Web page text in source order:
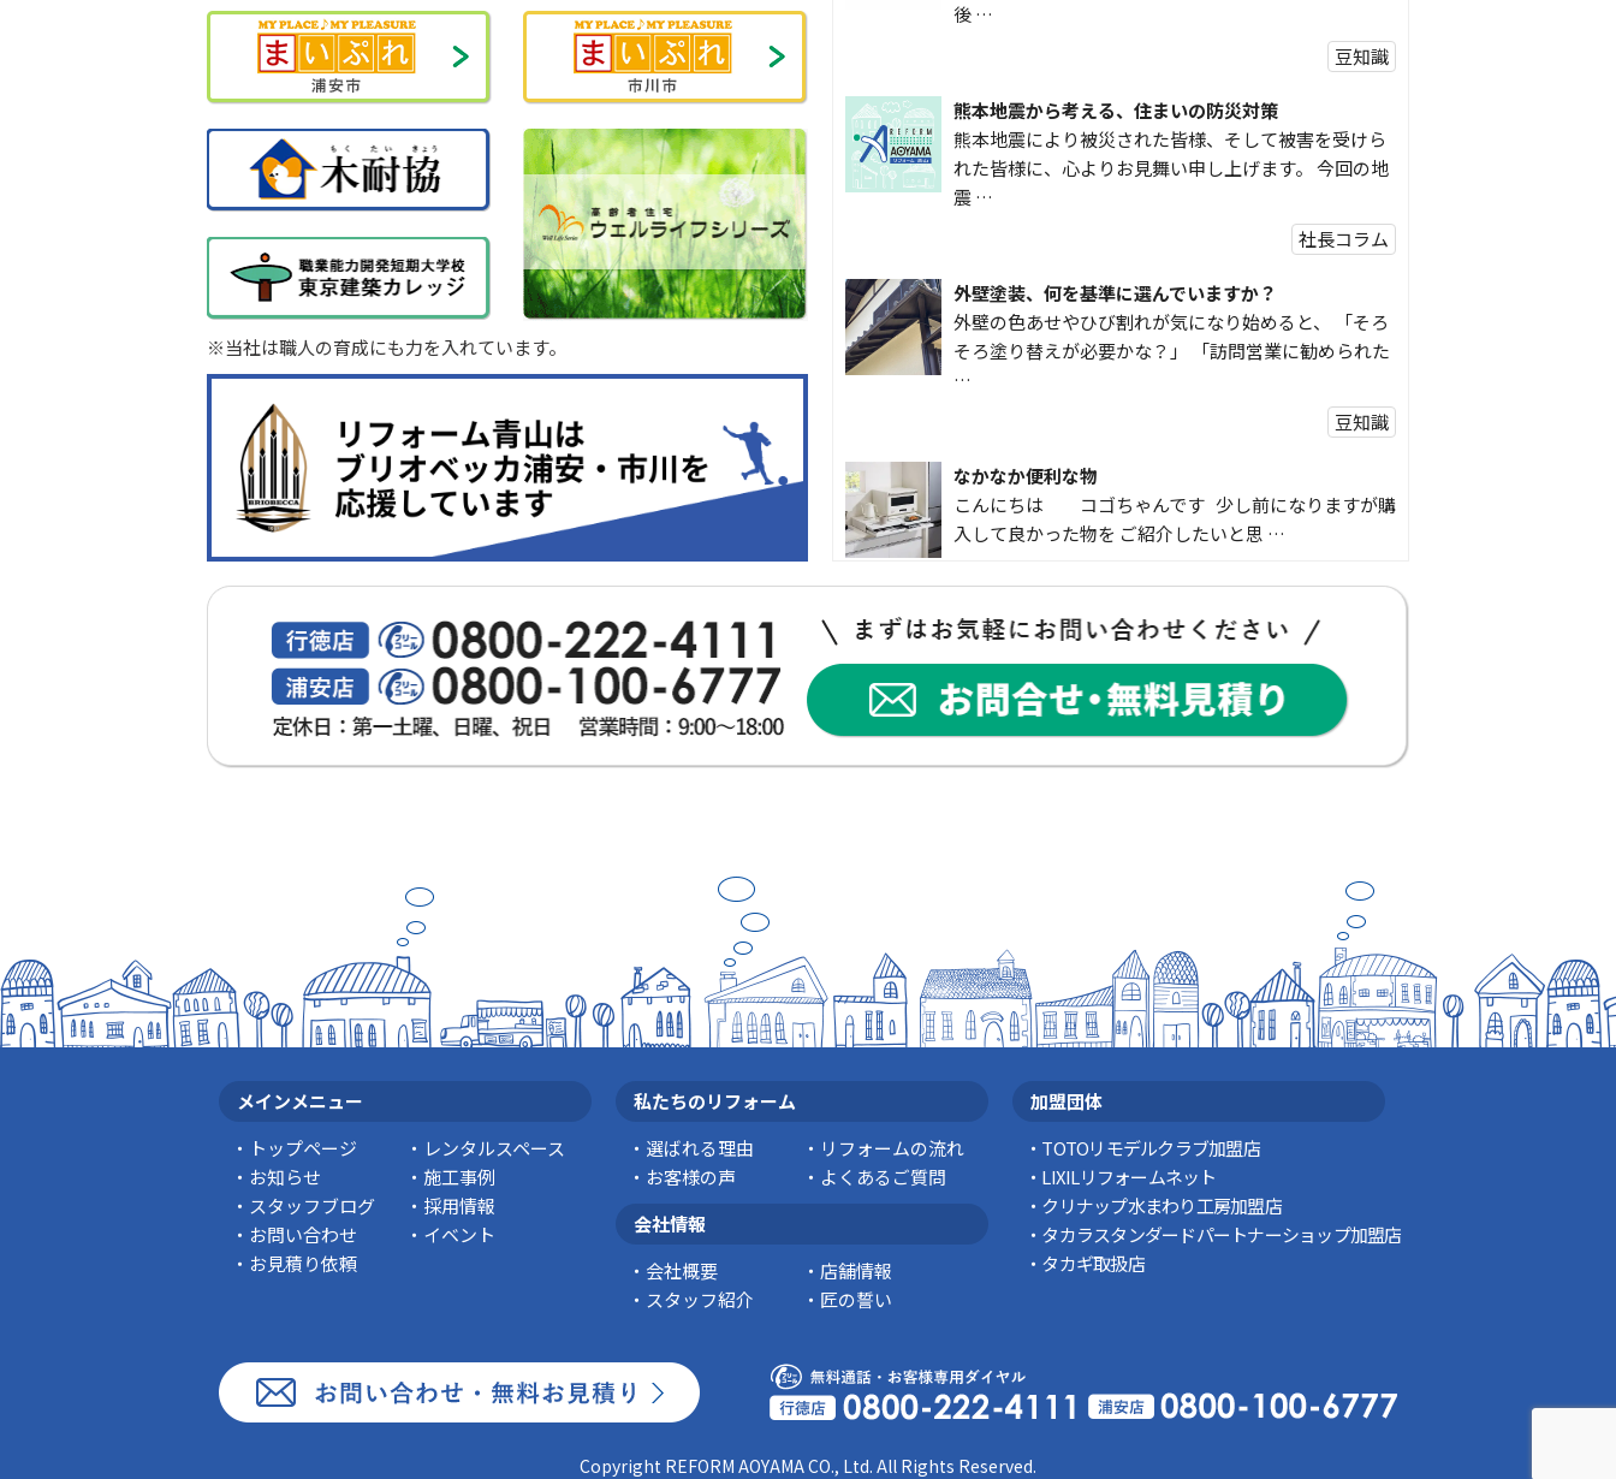
※当社は職人の育成にも力を入れています。
後 …
豆知識
熊本地震から考える、住まいの防災対策
熊本地震により被災された皆様、そして被害を受けら
れた皆様に、心よりお見舞い申し上げます。 今回の地
震 …
社長コラム
外壁塗装、何を基準に選んでいますか？
外壁の色あせやひび割れが気になり始めると、 「そろ
そろ塗り替えが必要かな？」 「訪問営業に勧められた
…
豆知識
なかなか便利な物
こんにちは コゴちゃんです 少し前になりますが購
入して良かった物を ご紹介したいと思 …
外出中でも安心！Panasonic「外でもドアホン」で防
犯対策を始めませんか？
突然ですが、こんな経験はありませんか？ 外出中に
インターホンが鳴っていた… 宅配便を受 …
メインメニュー
トップページ
レンタルスペース
お知らせ
施工事例
スタッフブログ
採用情報
お問い合わせ
イベント
お見積り依頼
私たちのリフォーム
選ばれる理由
リフォームの流れ
お客様の声
よくあるご質問
会社情報
会社概要
店舗情報
スタッフ紹介
匠の誓い
加盟団体
TOTOリモデルクラブ加盟店
LIXILリフォームネット
クリナップ水まわり工房加盟店
タカラスタンダードパートナーショップ加盟店
タカギ取扱店
Copyright REFORM AOYAMA CO., Ltd. All Rights Reserved.